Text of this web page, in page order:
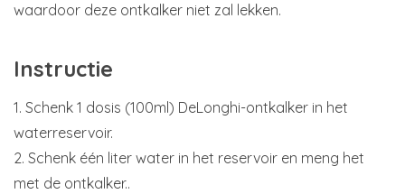
waardoor deze ontkalker niet zal lekken.
Instructie
1. Schenk 1 dosis (100ml) DeLonghi-ontkalker in het
waterreservoir.
2. Schenk één liter water in het reservoir en meng het
met de ontkalker..